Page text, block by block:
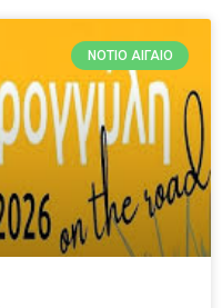
ΝΌΤΙΟ ΑΙΓΑΊΟ